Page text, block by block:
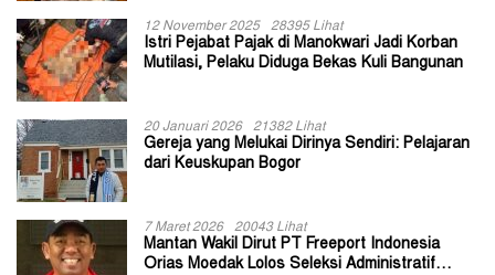
12 November 2025 28395 Lihat
Istri Pejabat Pajak di Manokwari Jadi Korban
Mutilasi, Pelaku Diduga Bekas Kuli Bangunan
20 Januari 2026 21382 Lihat
Gereja yang Melukai Dirinya Sendiri: Pelajaran
dari Keuskupan Bogor
7 Maret 2026 20043 Lihat
Mantan Wakil Dirut PT Freeport Indonesia
Orias Moedak Lolos Seleksi Administratif